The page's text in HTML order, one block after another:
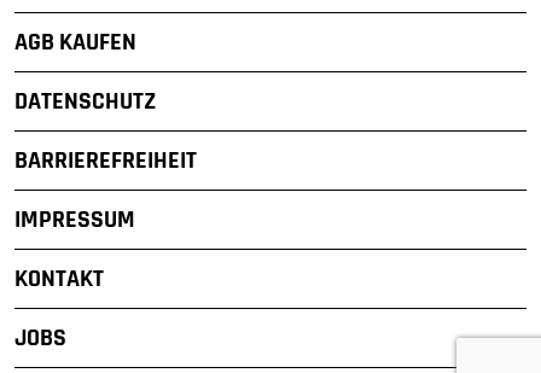
AGB KAUFEN
DATENSCHUTZ
BARRIEREFREIHEIT
IMPRESSUM
KONTAKT
JOBS